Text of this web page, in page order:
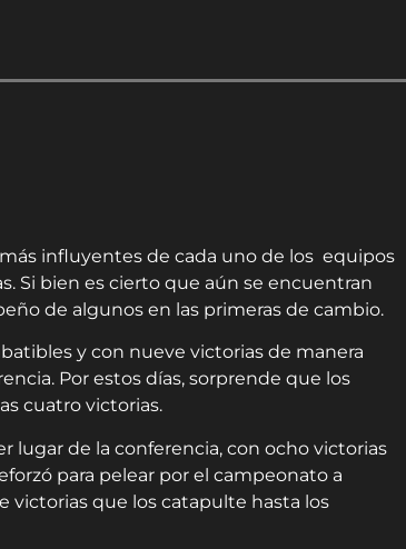
influyentes de cada uno de los equipos
Si bien es cierto que aún se encuentran
de algunos en las primeras de cambio.
y con nueve victorias de manera
Por estos días, sorprende que los
cuatro victorias.
lugar de la conferencia, con ocho victorias
para pelear por el campeonato a
victorias que los catapulte hasta los